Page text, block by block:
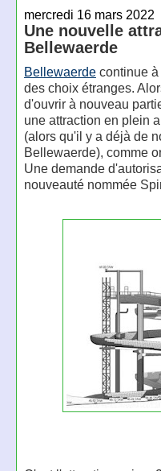
mercredi 16 mars 2022
Une nouvelle
Bellewaerde
Bellewaerdecontinue à
des choix étranges.
d'ouvrir à nouveau
une attraction en plein
(alors qu'il y a déjà de
Bellewaerde), comme
Une demande
nouveauté nommée